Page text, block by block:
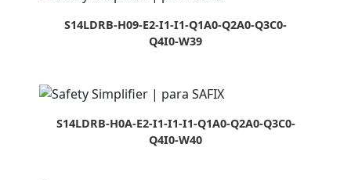
S14LDRB-H09-E2-I1-I1-Q1A0-Q2A0-Q3C0-
Q4I0-W39
S14LDRB-H0A-E2-I1-I1-I1-Q1A0-Q2A0-Q3C0-
Q4I0-W40